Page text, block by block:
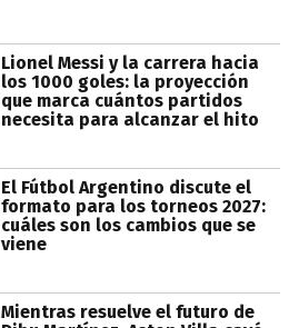
Lionel Messi y la carrera hacia
los 1000 goles: la proyección
que marca cuántos partidos
necesita para alcanzar el hito
El Fútbol Argentino discute el
formato para los torneos 2027:
cuáles son los cambios que se
viene
Mientras resuelve el futuro de